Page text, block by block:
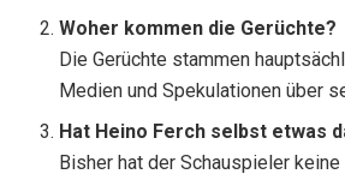
Woher kommen die Gerüchte?
Die Gerüchte stammen
Medien und Spekulationen über
Hat Heino Ferch selbst etwas
Bisher hat der Schauspieler